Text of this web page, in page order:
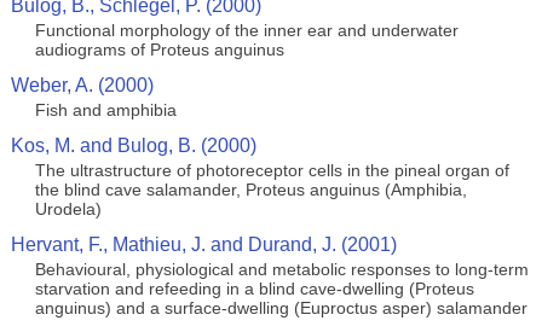
Bulog, B., Schlegel, P. (2000)
Functional morphology of the inner ear and underwater
audiograms of Proteus anguinus
Weber, A. (2000)
Fish and amphibia
Kos, M. and Bulog, B. (2000)
The ultrastructure of photoreceptor cells in the pineal organ of
the blind cave salamander, Proteus anguinus (Amphibia,
Urodela)
Hervant, F., Mathieu, J. and Durand, J. (2001)
Behavioural, physiological and metabolic responses to long-term
starvation and refeeding in a blind cave-dwelling (Proteus
anguinus) and a surface-dwelling (Euproctus asper) salamander